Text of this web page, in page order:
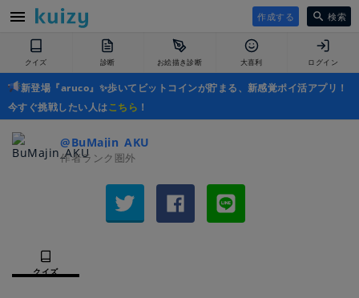
作成する 検索
クイズ 診断 お絵描き診断 大喜利 ログイン
新登場『aruco』✨歩いてビットコインが貯まる、新感覚ポイ活アプリ！
今すぐ挑戦したい人はこちら ！
@BuMajin_AKU
作者ランク圏外
クイズ